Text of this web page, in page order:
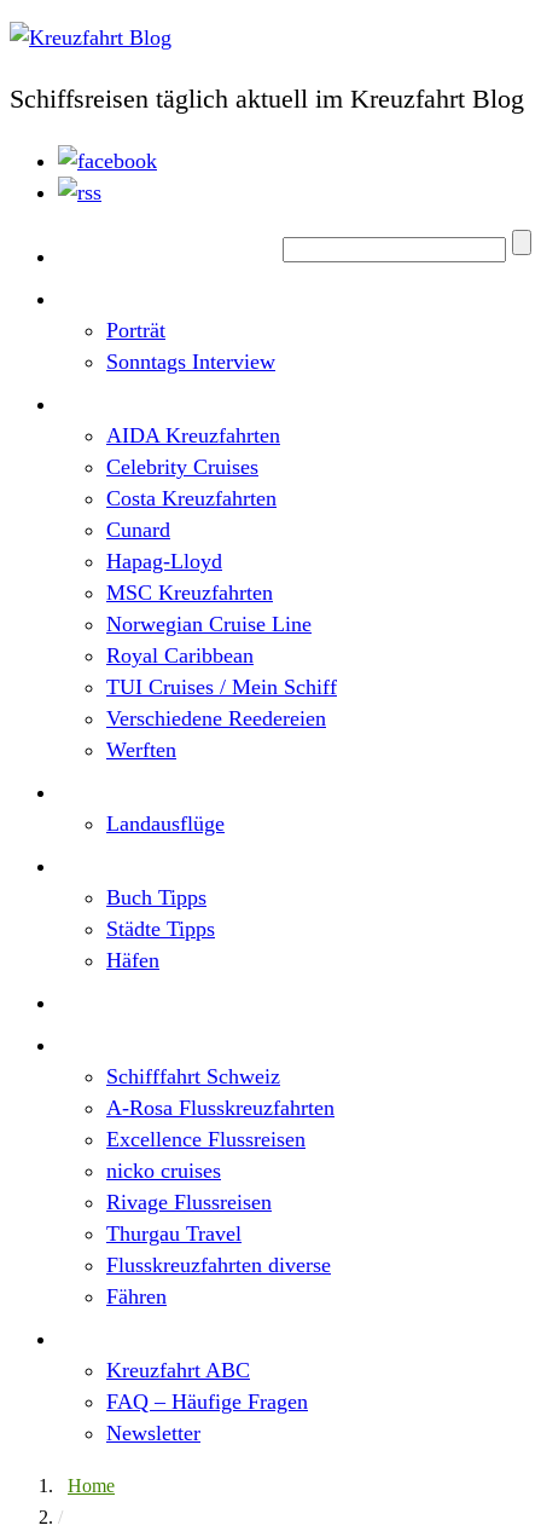
Schiffsreisen täglich aktuell im Kreuzfahrt Blog
Porträt
Sonntags Interview
AIDA Kreuzfahrten
Celebrity Cruises
Costa Kreuzfahrten
Cunard
Hapag-Lloyd
MSC Kreuzfahrten
Norwegian Cruise Line
Royal Caribbean
TUI Cruises / Mein Schiff
Verschiedene Reedereien
Werften
Landausflüge
Buch Tipps
Städte Tipps
Häfen
Schifffahrt Schweiz
A-Rosa Flusskreuzfahrten
Excellence Flussreisen
nicko cruises
Rivage Flussreisen
Thurgau Travel
Flusskreuzfahrten diverse
Fähren
Kreuzfahrt ABC
FAQ – Häufige Fragen
Newsletter
Home
/